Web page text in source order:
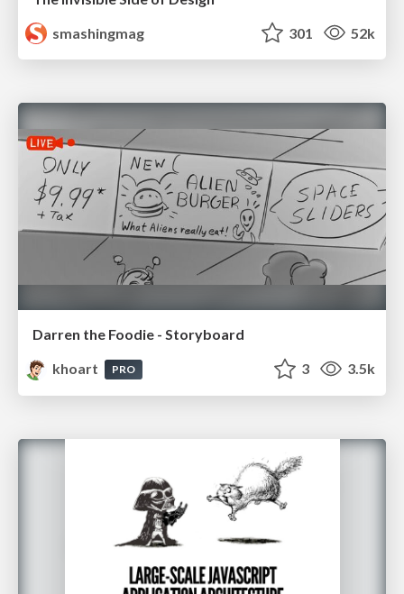
smashingmag
301 52k
Darren the Foodie - Storyboard
khoart
PRO 3 3.5k